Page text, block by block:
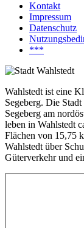
Kontakt
Impressum
Datenschutz
***
Wahlstedt ist eine
Segeberg. Die
Segeberg am
leben in Wahlstedt
Flächen von 15,75
Wahlstedt über
Güterverkehr und